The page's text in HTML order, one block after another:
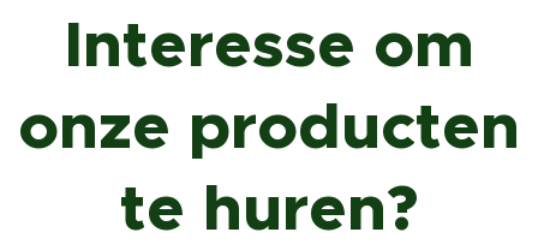
Interesse om
onze producten
te huren?